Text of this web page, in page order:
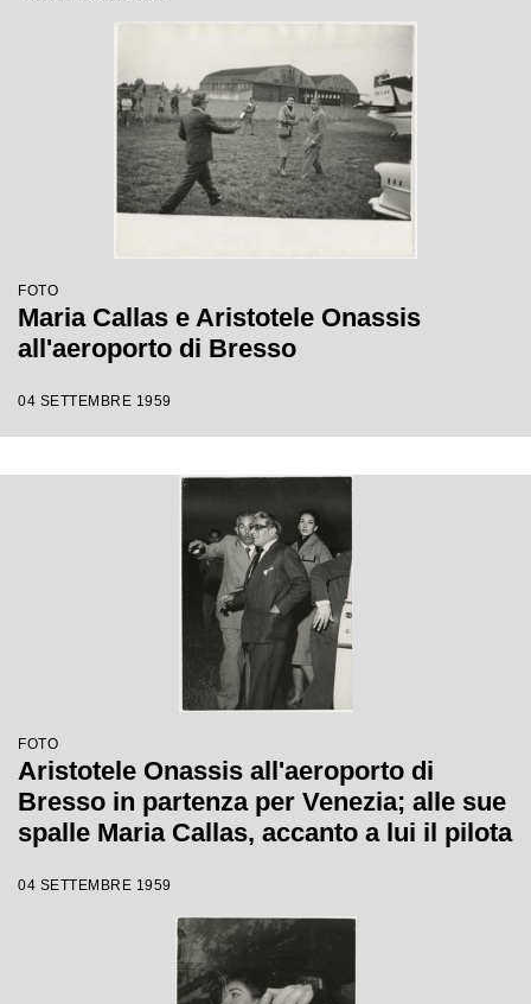
FOTO
Maria Callas e Aristotele Onassis
all'aeroporto di Bresso
04 SETTEMBRE 1959
FOTO
Aristotele Onassis all'aeroporto di
Bresso in partenza per Venezia; alle sue
spalle Maria Callas, accanto a lui il pilota
04 SETTEMBRE 1959